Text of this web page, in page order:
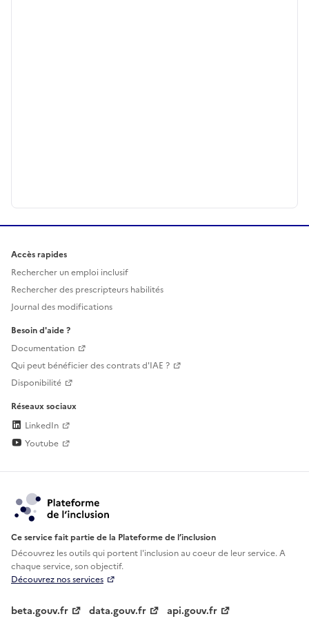
Accès rapides
Rechercher un emploi inclusif
Rechercher des prescripteurs habilités
Journal des modifications
Besoin d'aide ?
Documentation
Qui peut bénéficier des contrats d'IAE ?
Disponibilité
Réseaux sociaux
LinkedIn
Youtube
Ce service fait partie de la Plateforme de l’inclusion
Découvrez les outils qui portent l'inclusion aucoeur de leur service. A
chaque service, son objectif.
Découvrez nos services
beta.gouv.fr data.gouv.fr api.gouv.fr